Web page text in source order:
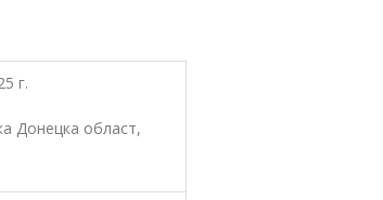
г.
Донецка област,